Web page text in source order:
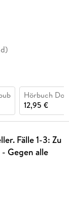
Hörbuch
12,95 €
Fälle 1-3: Zu
Gegen alle